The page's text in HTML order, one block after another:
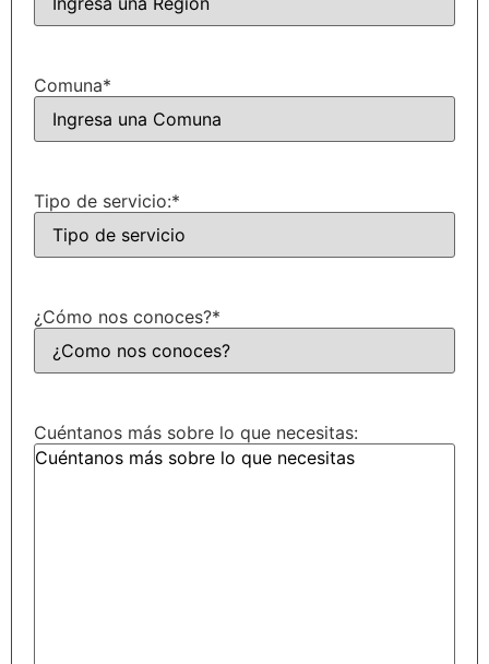
Comuna*
Tipo de servicio:*
¿Cómo nos conoces?*
Cuéntanos más sobre lo que necesitas: